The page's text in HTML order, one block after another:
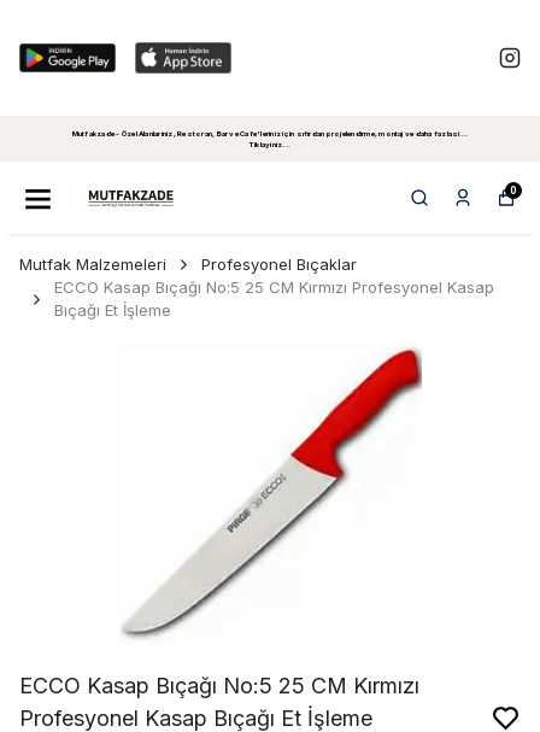
Mutfakzade - Özel Alanlariniz, Restoran, Bar ve Cafe'leriniz için sıfırdan projelendirme, montaj ve daha fazlasi...
Tiklayiniz...
0
Mutfak Malzemeleri
Profesyonel Bıçaklar
ECCO Kasap Bıçağı No:5 25 CM Kırmızı Profesyonel Kasap
Bıçağı Et İşleme
ECCO Kasap Bıçağı No:5 25 CM Kırmızı
Profesyonel Kasap Bıçağı Et İşleme